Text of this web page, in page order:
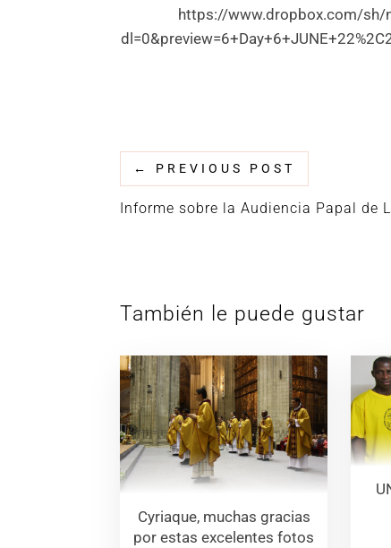
https://www.dropbox.com/sh/
← PREVIOUS POST
Informe sobre la Audiencia Papal de
También le puede gustar
Cyriaque, muchas gracias
por estas excelentes fotos